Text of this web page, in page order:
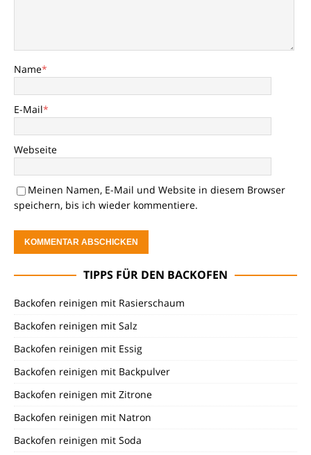
Name*
E-Mail*
Webseite
Meinen Namen, E-Mail und Website in diesem Browser
speichern, bis ich wieder kommentiere.
TIPPS FÜR DEN BACKOFEN
Backofen reinigen mit Rasierschaum
Backofen reinigen mit Salz
Backofen reinigen mit Essig
Backofen reinigen mit Backpulver
Backofen reinigen mit Zitrone
Backofen reinigen mit Natron
Backofen reinigen mit Soda